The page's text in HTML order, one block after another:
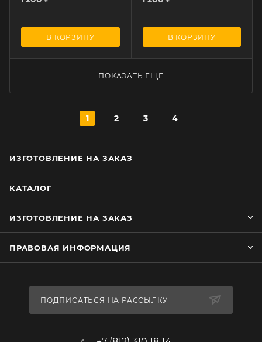
В КОРЗИНУ В КОРЗИНУ
ПОКАЗАТЬ ЕЩЕ
1 2 3 4
ИЗГОТОВЛЕНИЕ НА ЗАКАЗ
КАТАЛОГ
ИЗГОТОВЛЕНИЕ НА ЗАКАЗ
ПРАВОВАЯ ИНФОРМАЦИЯ
ПОДПИСАТЬСЯ НА РАССЫЛКУ